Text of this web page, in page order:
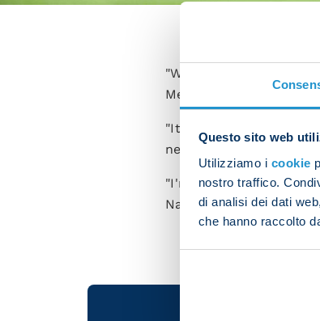
Questo sito web
Utilizziamo i cookie
nostro traffico.
di analisi dei dati
che hanno raccolto
"We wasted a good
Meret said as he
"It's a pity we didn't
next league campaign,"
"I'm sure the club will
Napoli and I hope I